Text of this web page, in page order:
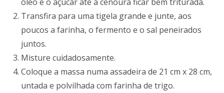
Transfira para uma tigela grande e junte, aos
poucos a farinha, o fermento e o sal peneirados
juntos.
Misture cuidadosamente.
Coloque a massa numa assadeira de 21 cm x 28 cm,
untada e polvilhada com farinha de trigo.